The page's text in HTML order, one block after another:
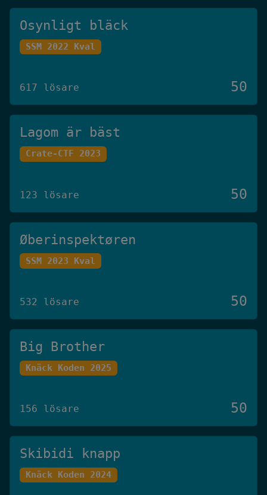
Osynligt bläck
SSM 2022 Kval
617 lösare 50
Lagom är bäst
Crate-CTF 2023
123 lösare 50
Øberinspektøren
SSM 2023 Kval
532 lösare 50
Big Brother
Knäck Koden 2025
156 lösare 50
Skibidi knapp
Knäck Koden 2024